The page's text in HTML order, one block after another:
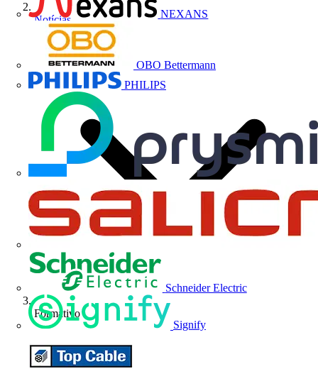
NEXANS
OBO Bettermann
PHILIPS
Schneider Electric
Signify
Notícias
Formativo